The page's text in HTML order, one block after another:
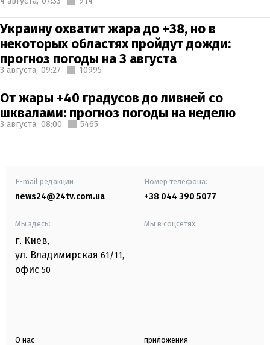
Украину охватит жара до +38, но в
некоторых областях пройдут дожди:
прогноз погоды на 3 августа
3 августа, 09:27 10995
От жары +40 градусов до ливней со
шквалами: прогноз погоды на неделю
3 августа, 08:00 5465
E-mail редакции
news24@24tv.com.ua
Номер телефона:
+38 044 390 5077
Мы здесь:
г. Киев,
ул. Владимирская 61/11,
офис 50
Мы в соцсетях:
О нас приложения